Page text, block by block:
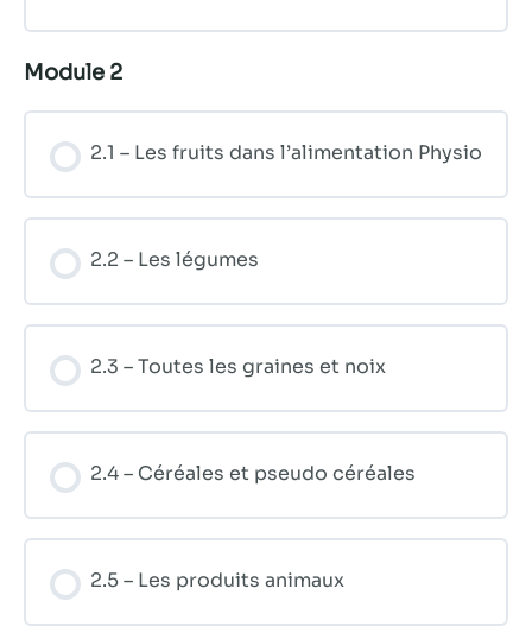
Module 2
2.1 – Les fruits dans l’alimentation Physio
2.2 – Les légumes
2.3 – Toutes les graines et noix
2.4 – Céréales et pseudo céréales
2.5 – Les produits animaux